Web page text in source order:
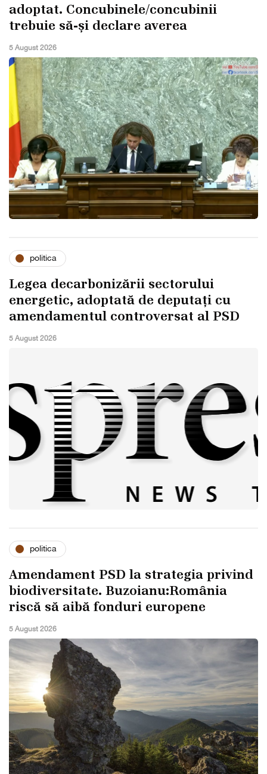
adoptat. Concubinele/concubinii
trebuie să-și declare averea
5 August 2026
politica
Legea decarbonizării sectorului
energetic, adoptată de deputați cu
amendamentul controversat al PSD
5 August 2026
politica
Amendament PSD la strategia privind
biodiversitate. Buzoianu:România
riscă să aibă fonduri europene
5 August 2026